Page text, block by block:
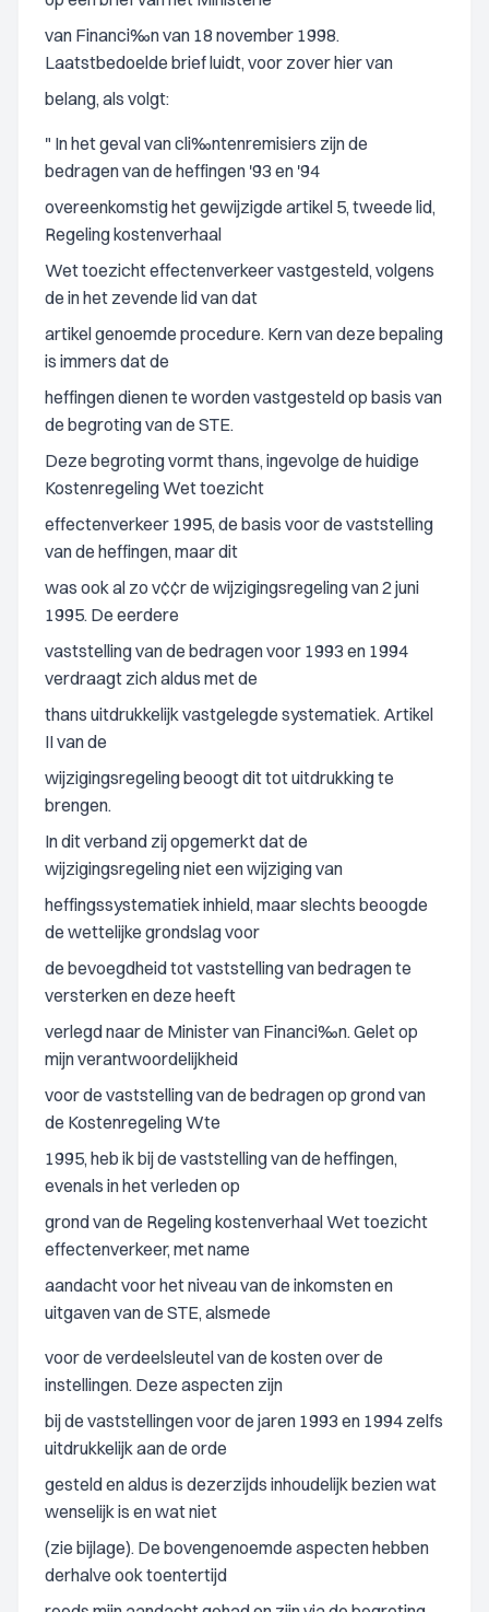
van Financi‰n van 18 november 1998.
Laatstbedoelde brief luidt, voor zover hier van
belang, als volgt:
" In het geval van cli‰ntenremisiers zijn de
bedragen van de heffingen '93 en '94
overeenkomstig het gewijzigde artikel 5, tweede lid,
Regeling kostenverhaal
Wet toezicht effectenverkeer vastgesteld, volgens
de in het zevende lid van dat
artikel genoemde procedure. Kern van deze bepaling
is immers dat de
heffingen dienen te worden vastgesteld op basis van
de begroting van de STE.
Deze begroting vormt thans, ingevolge de huidige
Kostenregeling Wet toezicht
effectenverkeer 1995, de basis voor de vaststelling
van de heffingen, maar dit
was ook al zo v¢¢r de wijzigingsregeling van 2 juni
1995. De eerdere
vaststelling van de bedragen voor 1993 en 1994
verdraagt zich aldus met de
thans uitdrukkelijk vastgelegde systematiek. Artikel
II van de
wijzigingsregeling beoogt dit tot uitdrukking te
brengen.
In dit verband zij opgemerkt dat de
wijzigingsregeling niet een wijziging van
heffingssystematiek inhield, maar slechts beoogde
de wettelijke grondslag voor
de bevoegdheid tot vaststelling van bedragen te
versterken en deze heeft
verlegd naar de Minister van Financi‰n. Gelet op
mijn verantwoordelijkheid
voor de vaststelling van de bedragen op grond van
de Kostenregeling Wte
1995, heb ik bij de vaststelling van de heffingen,
evenals in het verleden op
grond van de Regeling kostenverhaal Wet toezicht
effectenverkeer, met name
aandacht voor het niveau van de inkomsten en
uitgaven van de STE, alsmede
voor de verdeelsleutel van de kosten over de
instellingen. Deze aspecten zijn
bij de vaststellingen voor de jaren 1993 en 1994 zelfs
uitdrukkelijk aan de orde
gesteld en aldus is dezerzijds inhoudelijk bezien wat
wenselijk is en wat niet
(zie bijlage). De bovengenoemde aspecten hebben
derhalve ook toentertijd